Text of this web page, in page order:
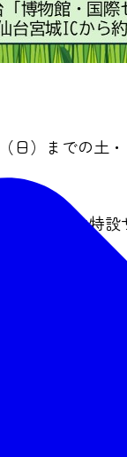
日）までの
詳しくは特設
ブース（仙
ジは